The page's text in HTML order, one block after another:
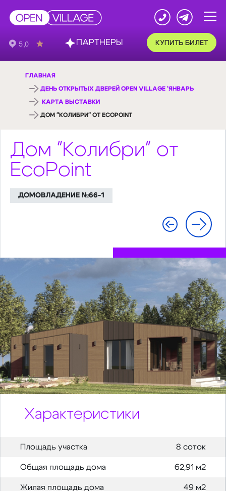
КУПИТЬ БИЛЕТ
ГЛАВНАЯ
ДЕНЬ ОТКРЫТЫХ ДВЕРЕЙ OPEN VILLAGE 'ЯНВАРЬ
КАРТА ВЫСТАВКИ
ДОМ "КОЛИБРИ" ОТ ECOPOINT
Дом "Колибри" от
EcoPoint
ДОМОВЛАДЕНИЕ №66-1
Характеристики
Площадь участка 8 соток
Общая площадь дома 62,91 м2
Жилая площадь дома 49 м2